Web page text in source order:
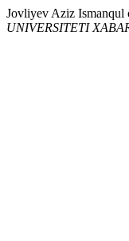
Jovliyev Aziz
UNIVERSITETI